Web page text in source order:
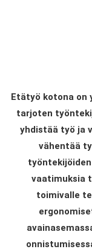
Etätyö kotona on
tarjoten
yhdistää työ ja
vähentää
vaatimuksia
toimivalle